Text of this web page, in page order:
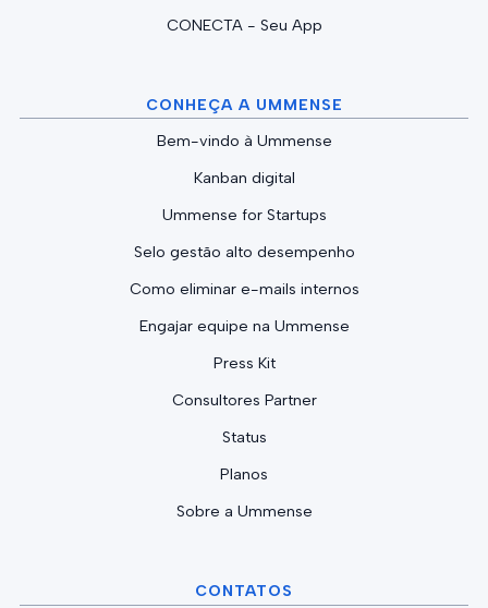
CONECTA - Seu App
CONHEÇA A UMMENSE
Bem-vindo à Ummense
Kanban digital
Ummense for Startups
Selo gestão alto desempenho
Como eliminar e-mails internos
Engajar equipe na Ummense
Press Kit
Consultores Partner
Status
Planos
Sobre a Ummense
CONTATOS